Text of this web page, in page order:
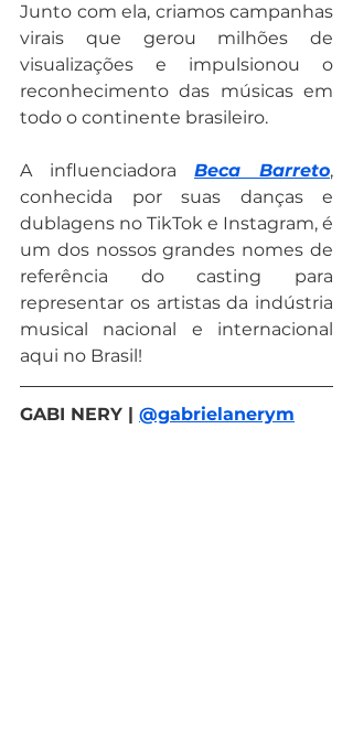
Junto com ela, criamos campanhas
virais que gerou milhões de
visualizações e impulsionou o
reconhecimento das músicas em
todo o continente brasileiro.
A influenciadora Beca Barreto,
conhecida por suas danças e
dublagens no TikTok e Instagram, é
um dos nossos grandes nomes de
referência do casting para
representar os artistas da indústria
musical nacional e internacional
aqui no Brasil!
GABI NERY | @gabrielanerym